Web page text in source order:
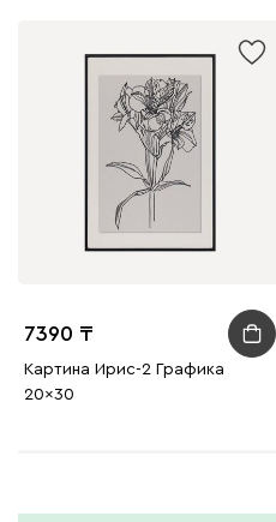
7390
Картина Ирис-2 Графика
20x30